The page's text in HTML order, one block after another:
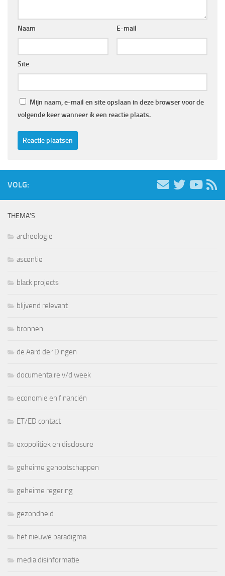
Naam E-mail
Site
Mijn naam, e-mail en site opslaan in deze browser voor de
volgende keer wanneer ik een reactie plaats.
VOLG:
THEMA’S
archeologie
ascentie
black projects
blijvend relevant
bronnen
de Aard der Dingen
documentaire v/d week
economie en financiën
ET/ED contact
exopolitiek en disclosure
geheime genootschappen
geheime regering
gezondheid
het nieuwe paradigma
media disinformatie